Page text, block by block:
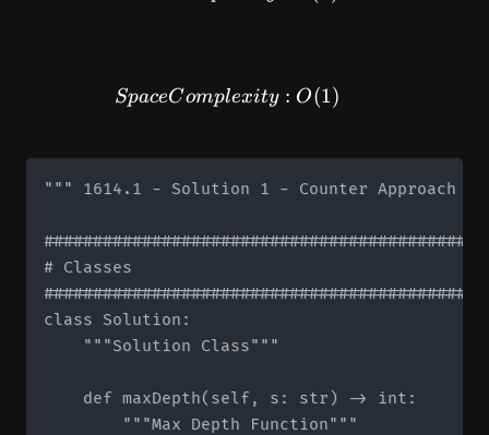
SpaceComplexity: O(1)
SpaceComplexity : O(1)
""" 1614.1 - Solution 1 - Counter Approach
# Classes
class Solution:
    """Solution Class"""
    def maxDepth(self, s: str) -> int:
        """Max Depth Function"""